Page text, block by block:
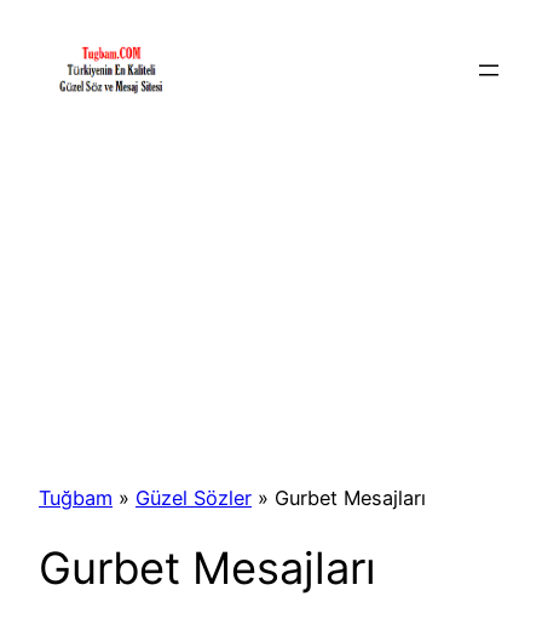
Tuğbam » Güzel Sözler » Gurbet Mesajları
Gurbet Mesajları